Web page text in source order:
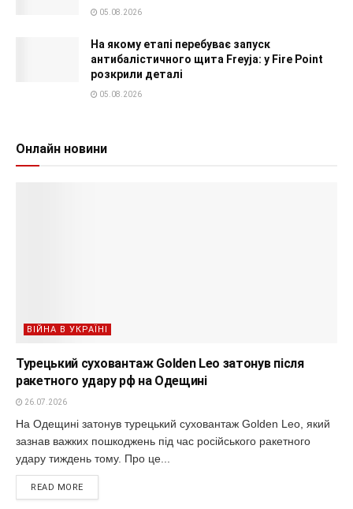
05.08.2026
На якому етапі перебуває запуск
антибалістичного щита Freyja: у Fire Point
розкрили деталі
05.08.2026
Онлайн новини
ВІЙНА В УКРАЇНІ
Турецький суховантаж Golden Leo затонув після
ракетного удару рф на Одещині
26.07.2026
На Одещині затонув турецький суховантаж Golden Leo, який
зазнав важких пошкоджень під час російського ракетного
удару тиждень тому. Про це...
READ MORE